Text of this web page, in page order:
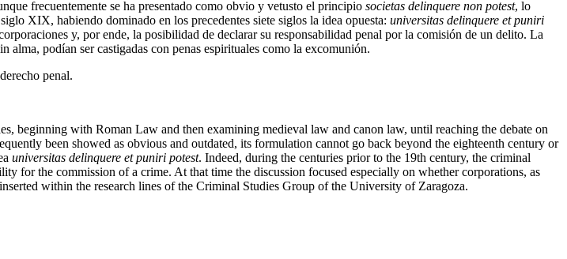
frecuentemente se ha presentado como obvio y vetusto el principio societas delinquere non potest, lo
XIX, habiendo dominado en los precedentes siete siglos la idea opuesta: universitas delinquere et puniri
y, por ende, la posibilidad de declarar su responsabilidad penal por la comisión de un delito. La
alma, podían ser castigadas con penas espirituales como la excomunión.
penal.
beginning with Roman Law and then examining medieval law and canon law, until reaching the debate on
been showed as obvious and outdated, its formulation cannot go back beyond the eighteenth century or
universitas delinquere et puniri potest. Indeed, during the centuries prior to the 19th century, the criminal
for the commission of a crime. At that time the discussion focused especially on whether corporations, as
within the research lines of the Criminal Studies Group of the University of Zaragoza.